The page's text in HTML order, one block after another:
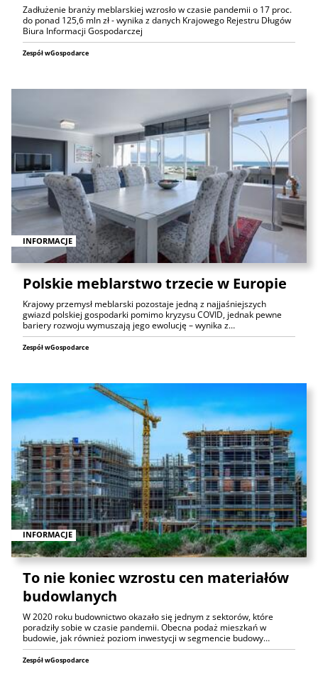
Zadłużenie branży meblarskiej wzrosło w czasie pandemii o 17 proc.
do ponad 125,6 mln zł - wynika z danych Krajowego Rejestru Długów
Biura Informacji Gospodarczej
Zespół wGospodarce
INFORMACJE
Polskie meblarstwo trzecie w Europie
Krajowy przemysł meblarski pozostaje jedną z najjaśniejszych
gwiazd polskiej gospodarki pomimo kryzysu COVID, jednak pewne
bariery rozwoju wymuszają jego ewolucję – wynika z…
Zespół wGospodarce
INFORMACJE
To nie koniec wzrostu cen materiałów
budowlanych
W 2020 roku budownictwo okazało się jednym z sektorów, które
poradziły sobie w czasie pandemii. Obecna podaż mieszkań w
budowie, jak również poziom inwestycji w segmencie budowy…
Zespół wGospodarce